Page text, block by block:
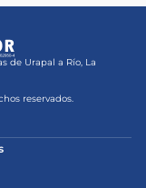
de Urapal a Río, La
reservados.